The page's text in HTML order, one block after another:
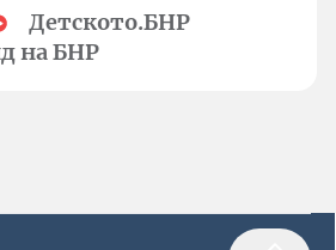
Детското.БНР
на БНР